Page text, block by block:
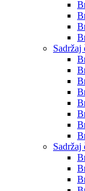
Sadržaj
Sadržaj